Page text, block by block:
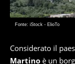
Fonte: iStock - ElioTo
Considerato il
Martino è un